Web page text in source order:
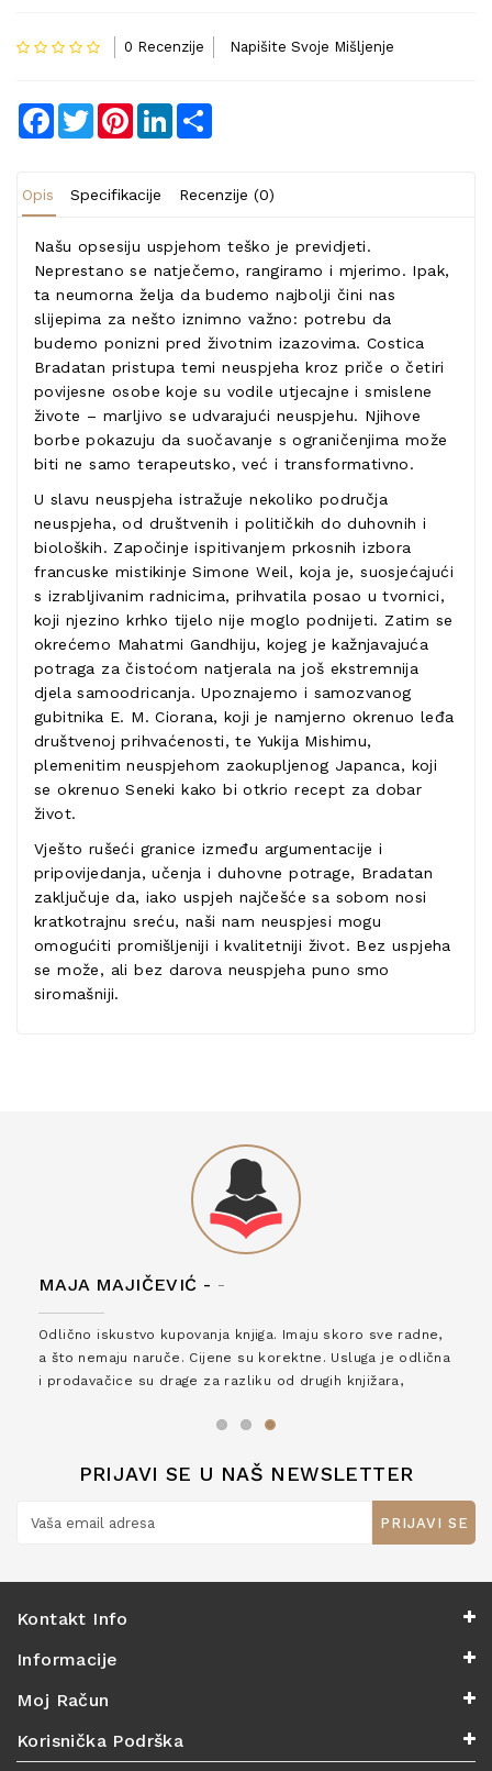
0 Recenzije Napišite Svoje Mišljenje
Facebook
TwitterPinterestLinkedIn
Opis Specifikacije Recenzije (0)
Našu opsesiju uspjehom teško je previdjeti.
Neprestano se natječemo, rangiramo i mjerimo. Ipak,
ta neumorna želja da budemo najbolji čini nas
slijepima za nešto iznimno važno: potrebu da
budemo ponizni pred životnim izazovima. Costica
Bradatan pristupa temi neuspjeha kroz priče o četiri
povijesne osobe koje su vodile utjecajne i smislene
živote – marljivo se udvarajući neuspjehu. Njihove
borbe pokazuju da suočavanje s ograničenjima može
biti ne samo terapeutsko, već i transformativno.
U slavu neuspjeha istražuje nekoliko područja
neuspjeha, od društvenih i političkih do duhovnih i
bioloških. Započinje ispitivanjem prkosnih izbora
francuske mistikinje Simone Weil, koja je, suosjećajući
s izrabljivanim radnicima, prihvatila posao u tvornici,
koji njezino krhko tijelo nije moglo podnijeti. Zatim se
okrećemo Mahatmi Gandhiju, kojeg je kažnjavajuća
potraga za čistoćom natjerala na još ekstremnija
djela samoodricanja. Upoznajemo i samozvanog
gubitnika E. M. Ciorana, koji je namjerno okrenuo leđa
društvenoj prihvaćenosti, te Yukija Mishimu,
plemenitim neuspjehom zaokupljenog Japanca, koji
se okrenuo Seneki kako bi otkrio recept za dobar
život.
Vješto rušeći granice između argumentacije i
pripovijedanja, učenja i duhovne potrage, Bradatan
zaključuje da, iako uspjeh najčešće sa sobom nosi
kratkotrajnu sreću, naši nam neuspjesi mogu
omogućiti promišljeniji i kvalitetniji život. Bez uspjeha
se može, ali bez darova neuspjeha puno smo
siromašniji.
MAJA MAJIČEVIĆ - -
Odlično iskustvo kupovanja knjiga. Imaju skoro sve radne,
a što nemaju naruče. Cijene su korektne. Usluga je odlična
i prodavačice su drage za razliku od drugih knjižara,
PRIJAVI SE U NAŠ NEWSLETTER
PRIJAVI SE
Kontakt Info
Informacije
Moj Račun
Korisnička Podrška